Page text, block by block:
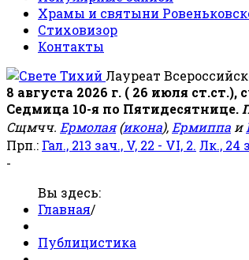
Храмы и святыни
Стиховизор
Контакты
Лауреат
8 августа 2026 г. ( 26 июля ст.ст.),
Седмица 10-я по Пятидесятнице.
Сщмчч. Ермолая(икона), Ермиппа и
Прп.: Гал., 213 зач., V, 22 - VI, 2. Лк., 24
-
Вы здесь:
Главная/
Публицистика